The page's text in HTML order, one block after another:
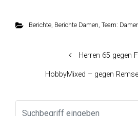
Berichte, Berichte Damen, Team:
Herren 65 gegen
HobbyMixed – gegen